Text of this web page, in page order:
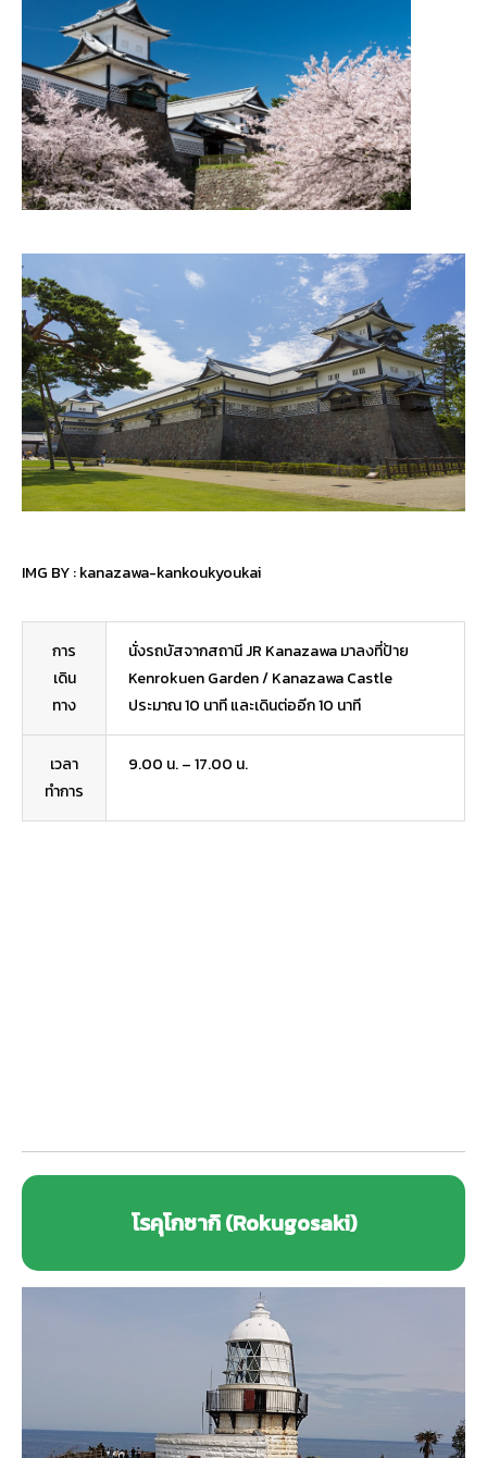
IMG BY :kanazawa-kankoukyoukai
การ
เดิน
ทาง
นั่งรถบัสจากสถานี JR Kanazawa มาลงที่ป้าย
Kenrokuen Garden / Kanazawa Castle
ประมาณ 10 นาที และเดินต่ออีก 10 นาที
เวลา
ทำการ
9.00 น. – 17.00 น.
โรคุโกซากิ (Rokugosaki)